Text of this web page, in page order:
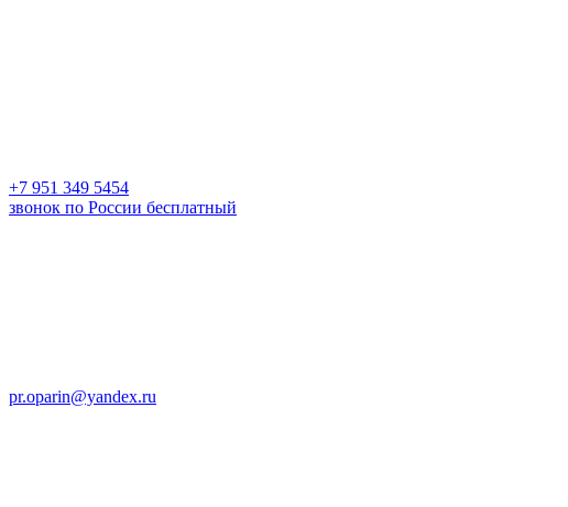
+7 951 349 5454
звонок по России бесплатный
pr.oparin@yandex.ru